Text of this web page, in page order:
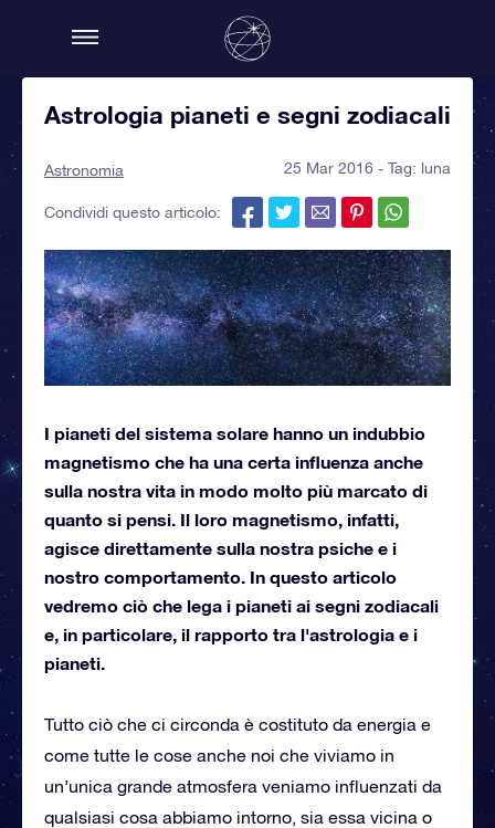
Astrologia pianeti e segni zodiacali
Astronomia 25 Mar 2016 - Tag: luna
Condividi questo articolo:
I pianeti del sistema solare hanno un indubbio
magnetismo che ha una certa influenza anche
sulla nostra vita in modo molto più marcato di
quanto si pensi. Il loro magnetismo, infatti,
agisce direttamente sulla nostra psiche e i
nostro comportamento. In questo articolo
vedremo ciò che lega i pianeti ai segni zodiacali
e, in particolare, il rapporto tra l'astrologia e i
pianeti.
Tutto ciò che ci circonda è costituto da energia e
come tutte le cose anche noi che viviamo in
un’unica grande atmosfera veniamo influenzati da
qualsiasi cosa abbiamo intorno, sia essa vicina o